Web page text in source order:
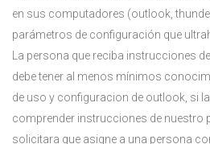
en sus computadores (outlook,
parámetros de configuración que
La persona que reciba instrucciones
debe tener al menos mínimos
de uso y configuracion de outlook, si
comprender instrucciones de nuestro
solicitara que asigne a una persona